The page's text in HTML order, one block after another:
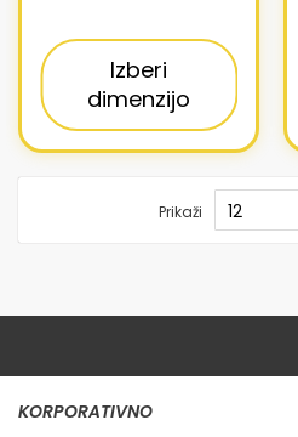
Izberi
dimenzijo
Prikaži
KORPORATIVNO